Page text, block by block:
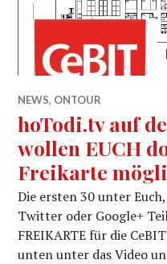
NEWS, ONTOUR
hoTodi.tv auf
wollen EUCH
Freikarte
Die ersten 30 unter
Twitter oder Google+
FREIKARTE für die
unten unter das Video